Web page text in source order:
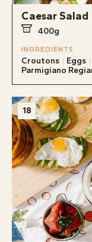
Caesar Salad
400g
INGREDIENTS
Croutons Eggs
Parmigiano
18